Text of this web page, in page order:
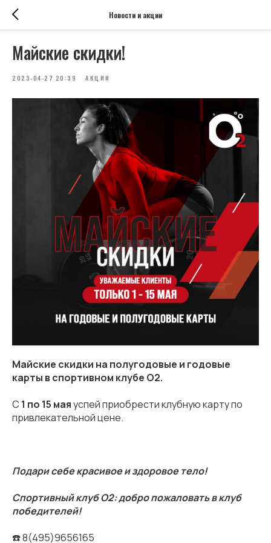
Новости и акции
Майские скидки!
2023-04-27 20:39 АКЦИИ
Майские скидки на полугодовые и годовые
карты в спортивном клубе О2.
С 1 по 15 маяуспей приобрести клубную карту по
привлекательной цене.
Подари себе красивое и здоровое тело!
Спортивный клуб О2: добро пожаловать в клуб
победителей!
☎️ 8(495)9656165